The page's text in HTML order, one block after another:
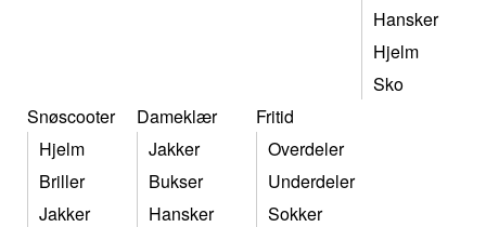
Hansker
Hjelm
Sko
Snøscooter
Hjelm
Briller
Jakker
Dameklær
Jakker
Bukser
Hansker
Fritid
Overdeler
Underdeler
Sokker